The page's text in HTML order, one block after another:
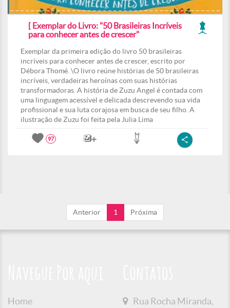
[ Exemplar do Livro: "50 Brasileiras Incríveis
para conhecer antes de crescer"
Exemplar da primeira edição do livro 50 brasileiras
incríveis para conhecer antes de crescer, escrito por
Débora Thomé. \O livro reúne histórias de 50 brasileiras
incríveis, verdadeiras heroínas com suas histórias
transformadoras. A história de Zuzu Angel é contada com
uma linguagem acessível e delicada descrevendo sua vida
profissional e sua luta corajosa em busca de seu filho. A
ilustração de Zuzu foi feita pela Julia Lima
97
Anterior 1 Próxima
Home
Rua Rocha Miranda,